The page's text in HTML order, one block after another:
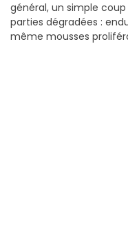
général, un simple
parties dégradées :
même mousses